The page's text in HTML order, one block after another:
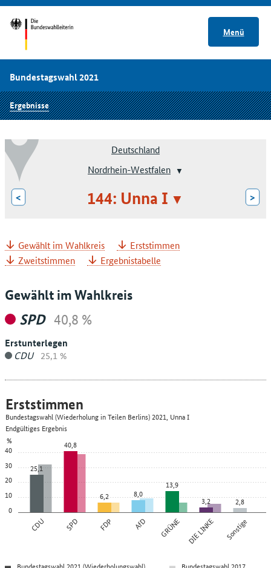
Menü
Bundestagswahl 2021
Ergebnisse
Deutschland
Nordrhein-Westfalen
< 144: Unna I >
Gewählt im Wahlkreis
Erststimmen
Zweitstimmen
Ergebnistabelle
Gewählt im Wahlkreis
SPD 40,8 %
Erstunterlegen
CDU 25,1 %
0
10
20
30
40
%
CDU SPD FDP AfD GRÜNE DIE LINKE Sonstige
25,1
40,8
6,2 8,0
13,9
3,2
2,8
Erststimmen
Bundestagswahl (Wiederholung in Teilen Berlins) 2021, Unna I
Endgültiges Ergebnis
Bundestagswahl 2021 (Wiederholungswahl)
Bundestagswahl 2017